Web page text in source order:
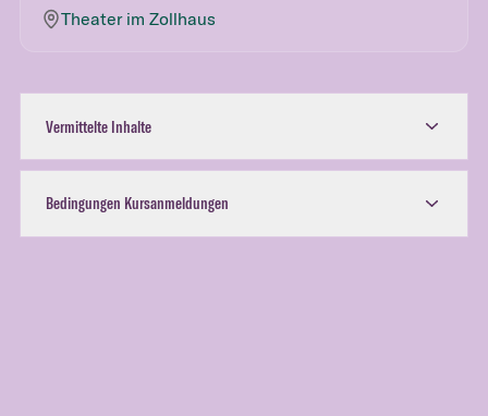
Theater im Zollhaus
Vermittelte Inhalte
Bedingungen Kursanmeldungen